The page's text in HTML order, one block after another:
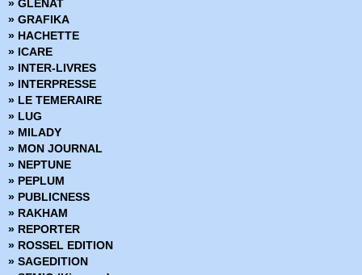
» Clones
» Clyde fans
» Codeflesh
» Collection Outsider
» Corps de pierre
» Cosmic detective
» Créatures sacrées
» Criminal
» Damn Them All
» Damned
» Dans la nuit noire
» Dark Ride
» Darkness
» Dead Body Road
» Dead inside
» Death Sentence
» Démons
» GLENAT
» GRAFIKA
» HACHETTE
» ICARE
» INTER-LIVRES
» INTERPRESSE
» LE TEMERAIRE
» LUG
» MILADY
» MON JOURNAL
» NEPTUNE
» PEPLUM
» PUBLICNESS
» RAKHAM
» REPORTER
» ROSSEL EDITION
» SAGEDITION